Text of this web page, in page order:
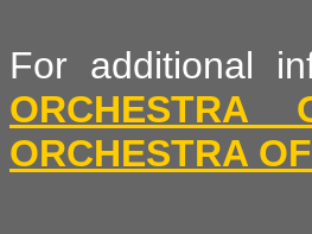
For additional
ORCHESTRA